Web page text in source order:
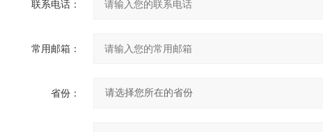
联系电话：
常用邮箱：
省份：